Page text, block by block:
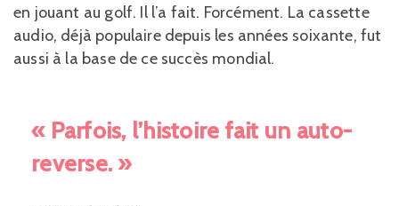
en jouant au golf. Il l’a fait. Forcément. La cassette
audio, déjà populaire depuis les années soixante, fut
aussi à la base de ce succès mondial.
« Parfois, l’histoire fait un auto-
reverse. »